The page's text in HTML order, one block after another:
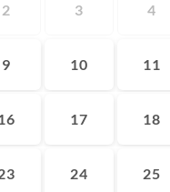
2 3 4
9 10 11
17 18
24 25